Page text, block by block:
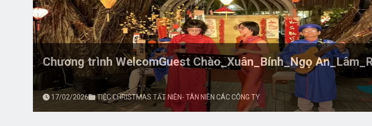
Palace_Saigon_Hotel Year_End_Party 11/02/2026
11/02/2026 TIỆC CHRISTMAS TẤT NIÊN- TÂN NIÊN CÁC CÔNG TY